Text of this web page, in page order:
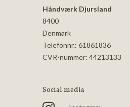
Håndværk Djursland
8400
Denmark
Telefonnr.: 61861836
CVR-nummer: 44213133
Social media